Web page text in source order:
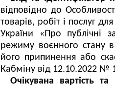
відповідно до
товарів, робіт і послуг
України «Про публічні
режиму воєнного стану
його припинення або
Кабміну від 12.10.2022 №
Очікувана вартість та